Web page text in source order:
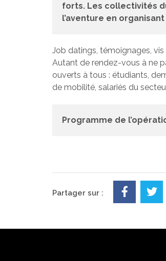
forts. Les collectivités
l’aventure en
Job datings, témoignages,
Autant de rendez-vous à ne
ouverts à tous : étudiants,
de mobilité, salariés du
Programme de
Partager sur :